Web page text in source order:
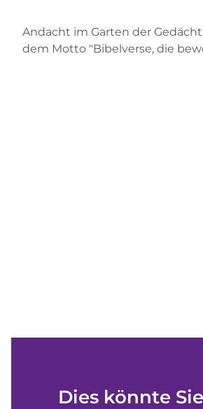
Andacht im Garten der
dem Motto "Bibelverse, die
Dies könnte